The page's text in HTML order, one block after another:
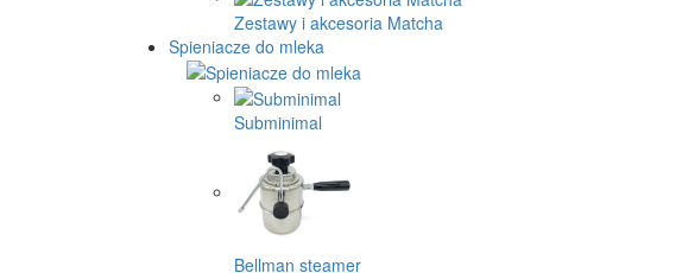
Zestawy i akcesoria Matcha
Spieniacze do mleka
Subminimal
Bellman steamer